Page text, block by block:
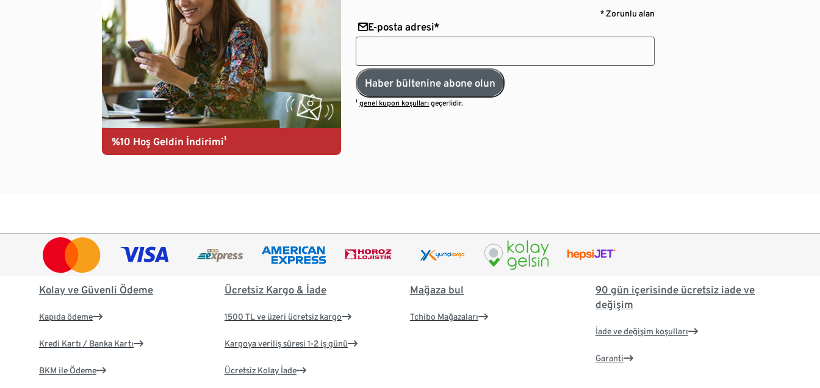
%10 Hoş Geldin İndirimi¹
* Zorunlu alan
E-posta adresi*
Haber bültenine abone olun
¹genel kupon koşulları geçerlidir.
Kolay ve Güvenli Ödeme
Kapıda ödeme
Kredi Kartı / Banka Kartı
BKM ile Ödeme
Ücretsiz Kargo & İade
1500 TL ve üzeri ücretsiz kargo
Kargoya veriliş süresi 1-2 iş günü
Ücretsiz Kolay İade
Mağaza bul
Tchibo Mağazaları
90 gün içerisinde ücretsiz iade ve
değişim
İade ve değişim koşulları
Garanti